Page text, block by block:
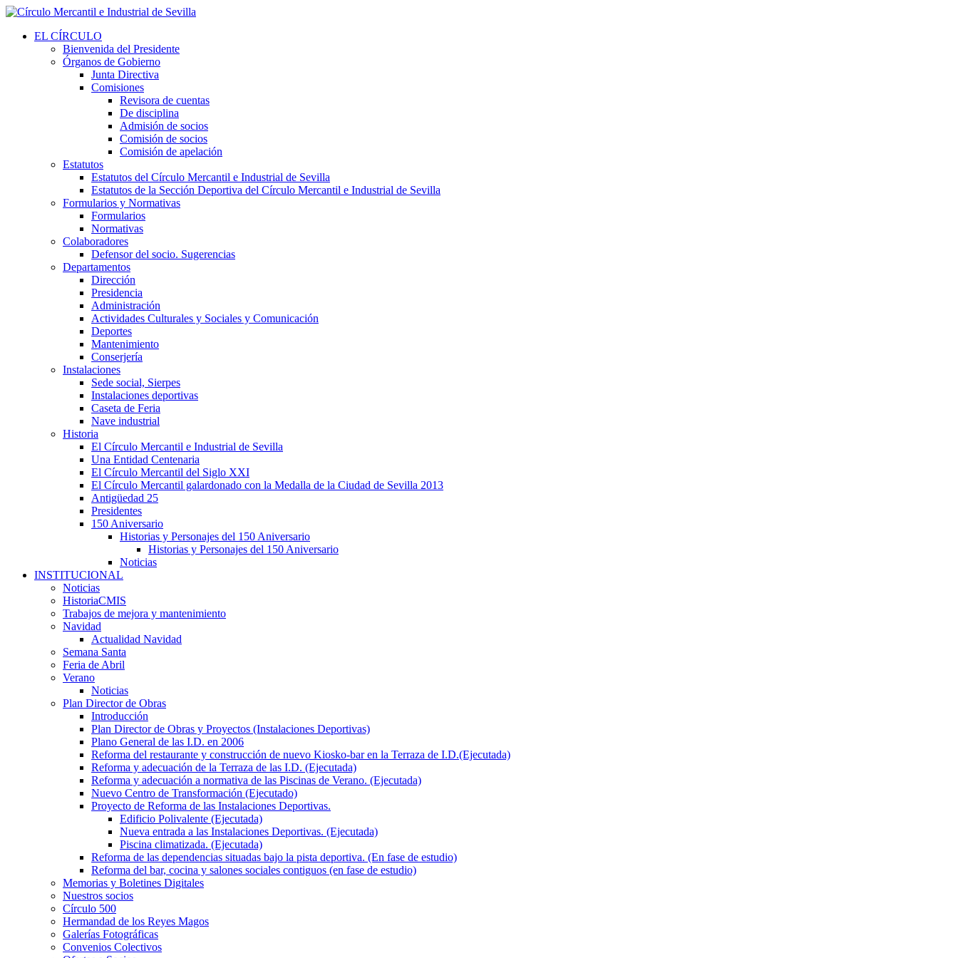
EL CÍRCULO
Bienvenida del Presidente
Órganos de Gobierno
Junta Directiva
Comisiones
Revisora de cuentas
De disciplina
Admisión de socios
Comisión de socios
Comisión de apelación
Estatutos
Estatutos del Círculo Mercantil e Industrial de Sevilla
Estatutos de la Sección Deportiva del Círculo Mercantil e Industrial de Sevilla
Formularios y Normativas
Formularios
Normativas
Colaboradores
Defensor del socio. Sugerencias
Departamentos
Dirección
Presidencia
Administración
Actividades Culturales y Sociales y Comunicación
Deportes
Mantenimiento
Conserjería
Instalaciones
Sede social, Sierpes
Instalaciones deportivas
Caseta de Feria
Nave industrial
Historia
El Círculo Mercantil e Industrial de Sevilla
Una Entidad Centenaria
El Círculo Mercantil del Siglo XXI
El Círculo Mercantil galardonado con la Medalla de la Ciudad de Sevilla 2013
Antigüedad 25
Presidentes
150 Aniversario
Historias y Personajes del 150 Aniversario
Historias y Personajes del 150 Aniversario
Noticias
INSTITUCIONAL
Noticias
HistoriaCMIS
Trabajos de mejora y mantenimiento
Navidad
Actualidad Navidad
Semana Santa
Feria de Abril
Verano
Noticias
Plan Director de Obras
Introducción
Plan Director de Obras y Proyectos (Instalaciones Deportivas)
Plano General de las I.D. en 2006
Reforma del restaurante y construcción de nuevo Kiosko-bar en la Terraza de I.D.(Ejecutada)
Reforma y adecuación de la Terraza de las I.D. (Ejecutada)
Reforma y adecuación a normativa de las Piscinas de Verano. (Ejecutada)
Nuevo Centro de Transformación (Ejecutado)
Proyecto de Reforma de las Instalaciones Deportivas.
Edificio Polivalente (Ejecutada)
Nueva entrada a las Instalaciones Deportivas. (Ejecutada)
Piscina climatizada. (Ejecutada)
Reforma de las dependencias situadas bajo la pista deportiva. (En fase de estudio)
Reforma del bar, cocina y salones sociales contiguos (en fase de estudio)
Memorias y Boletines Digitales
Nuestros socios
Círculo 500
Hermandad de los Reyes Magos
Galerías Fotográficas
Convenios Colectivos